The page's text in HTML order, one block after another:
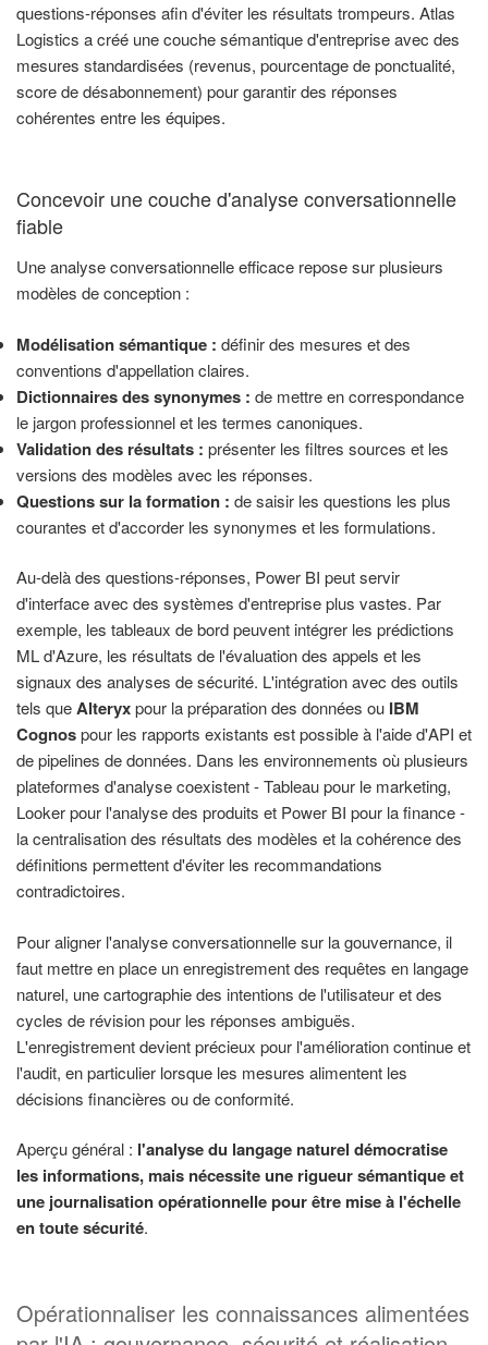
questions-réponses afin d'éviter les résultats trompeurs. Atlas
Logistics a créé une couche sémantique d'entreprise avec des
mesures standardisées (revenus, pourcentage de ponctualité,
score de désabonnement) pour garantir des réponses
cohérentes entre les équipes.
Concevoir une couche d'analyse conversationnelle
fiable
Une analyse conversationnelle efficace repose sur plusieurs
modèles de conception :
Modélisation sémantique : définir des mesures et des
conventions d'appellation claires.
Dictionnaires des synonymes : de mettre en correspondance
le jargon professionnel et les termes canoniques.
Validation des résultats : présenter les filtres sources et les
versions des modèles avec les réponses.
Questions sur la formation : de saisir les questions les plus
courantes et d'accorder les synonymes et les formulations.
Au-delà des questions-réponses, Power BI peut servir
d'interface avec des systèmes d'entreprise plus vastes. Par
exemple, les tableaux de bord peuvent intégrer les prédictions
ML d'Azure, les résultats de l'évaluation des appels et les
signaux des analyses de sécurité. L'intégration avec des outils
tels queAlteryxpour la préparation des données ou IBM
Cognospour les rapports existants est possible à l'aide d'API et
de pipelines de données. Dans les environnements où plusieurs
plateformes d'analyse coexistent - Tableau pour le marketing,
Looker pour l'analyse des produits et Power BI pour la finance -
la centralisation des résultats des modèles et la cohérence des
définitions permettent d'éviter les recommandations
contradictoires.
Pour aligner l'analyse conversationnelle sur la gouvernance, il
faut mettre en place un enregistrement des requêtes en langage
naturel, une cartographie des intentions de l'utilisateur et des
cycles de révision pour les réponses ambiguës.
L'enregistrement devient précieux pour l'amélioration continue et
l'audit, en particulier lorsque les mesures alimentent les
décisions financières ou de conformité.
Aperçu général : l'analyse du langage naturel démocratise
les informations, mais nécessite une rigueur sémantique et
une journalisation opérationnelle pour être mise à l'échelle
en toute sécurité.
Opérationnaliser les connaissances alimentées